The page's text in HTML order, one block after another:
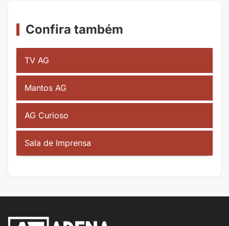
Confira também
TV AG
Mantos AG
AG Curioso
Sala de Imprensa